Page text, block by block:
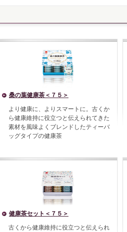
桑の葉健康茶＜７５＞
より健康に、よりスマートに。古くか
ら健康維持に役立つと伝えられてきた
素材を風味よくブレンドしたティーバ
ッグタイプの健康茶
健康茶セット＜７５＞
古くから健康維持に役立つと伝えられ